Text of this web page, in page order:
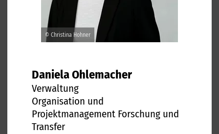
© Christina Hohner
Daniela Ohlemacher
Verwaltung
Organisation und
Projektmanagement Forschung und
Transfer